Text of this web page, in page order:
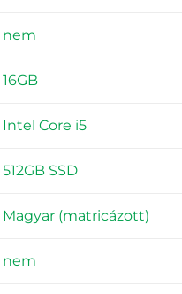
nem
16GB
Intel Core i5
512GB SSD
Magyar (matricázott)
nem